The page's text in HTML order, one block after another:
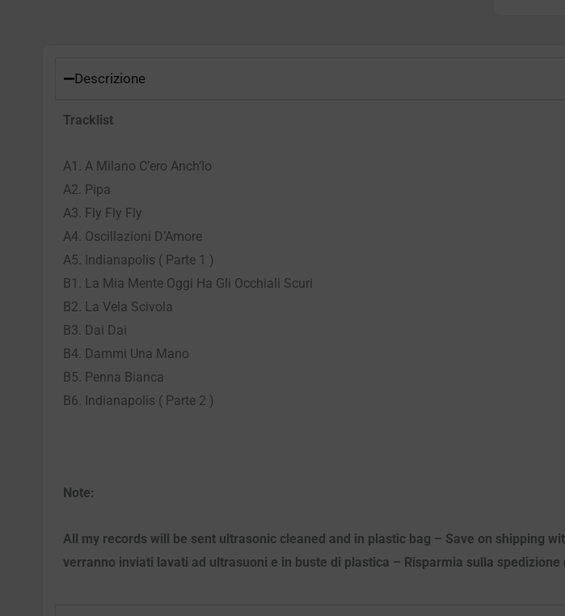
Descrizione
Tracklist
A1. A Milano C’ero Anch’Io
A2. Pipa
A3. Fly Fly Fly
A4. Oscillazioni D’Amore
A5. Indianapolis ( Parte 1 )
B1. La Mia Mente Oggi Ha Gli Occhiali Scuri
B2. La Vela Scivola
B3. Dai Dai
B4. Dammi Una Mano
B5. Penna Bianca
B6. Indianapolis ( Parte 2 )
Note:
All my records will be sent ultrasonic cleaned and in plastic bag – Save on shipping
verranno inviati lavati ad ultrasuoni e in buste di plastica – Risparmia sulla